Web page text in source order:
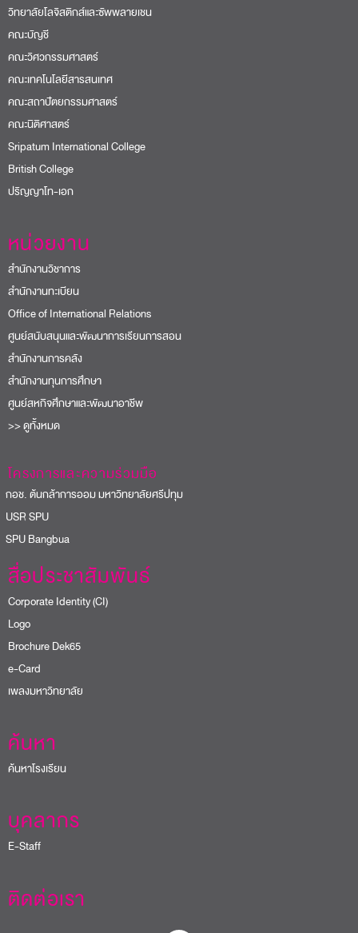
วิทยาลัยโลจิสติกส์และซัพพลายเชน
คณะบัญชี
คณะวิศวกรรมศาสตร์
คณะเทคโนโลยีสารสนเทศ
คณะสถาปัตยกรรมศาสตร์
คณะนิติศาสตร์
Sripatum International College
British College
ปริญญาโท-เอก
หน่วยงาน
สำนักงานวิชาการ
สำนักงานทะเบียน
Office of International Relations
ศูนย์สนับสนุนและพัฒนาการเรียนการสอน
สำนักงานการคลัง
สำนักงานทุนการศึกษา
ศูนย์สหกิจศึกษาและพัฒนาอาชีพ
>> ดูทั้งหมด
โครงการและความร่วมมือ
ช. ต้นกล้าการออม มหาวิทยาลัยศรีปทุม
SPU
Bangbua
สื่อประชาสัมพันธ์
Corporate Identity (CI)
Logo
Brochure Dek65
e-Card
เพลงมหาวิทยาลัย
ค้นหา
ค้นหาโรงเรียน
บุคลากร
E-Staff
ติดต่อเรา